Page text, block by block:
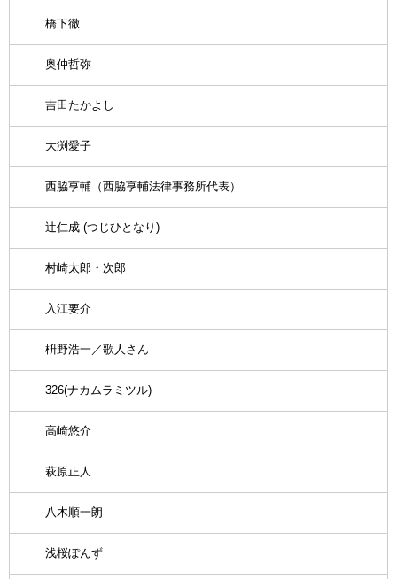
橋下徹
奥仲哲弥
吉田たかよし
大渕愛子
西脇亨輔（西脇亨輔法律事務所代表）
辻仁成 (つじひとなり)
村崎太郎・次郎
入江要介
枡野浩一／歌人さん
326(ナカムラミツル)
高崎悠介
萩原正人
八木順一朗
浅桜ぽんず